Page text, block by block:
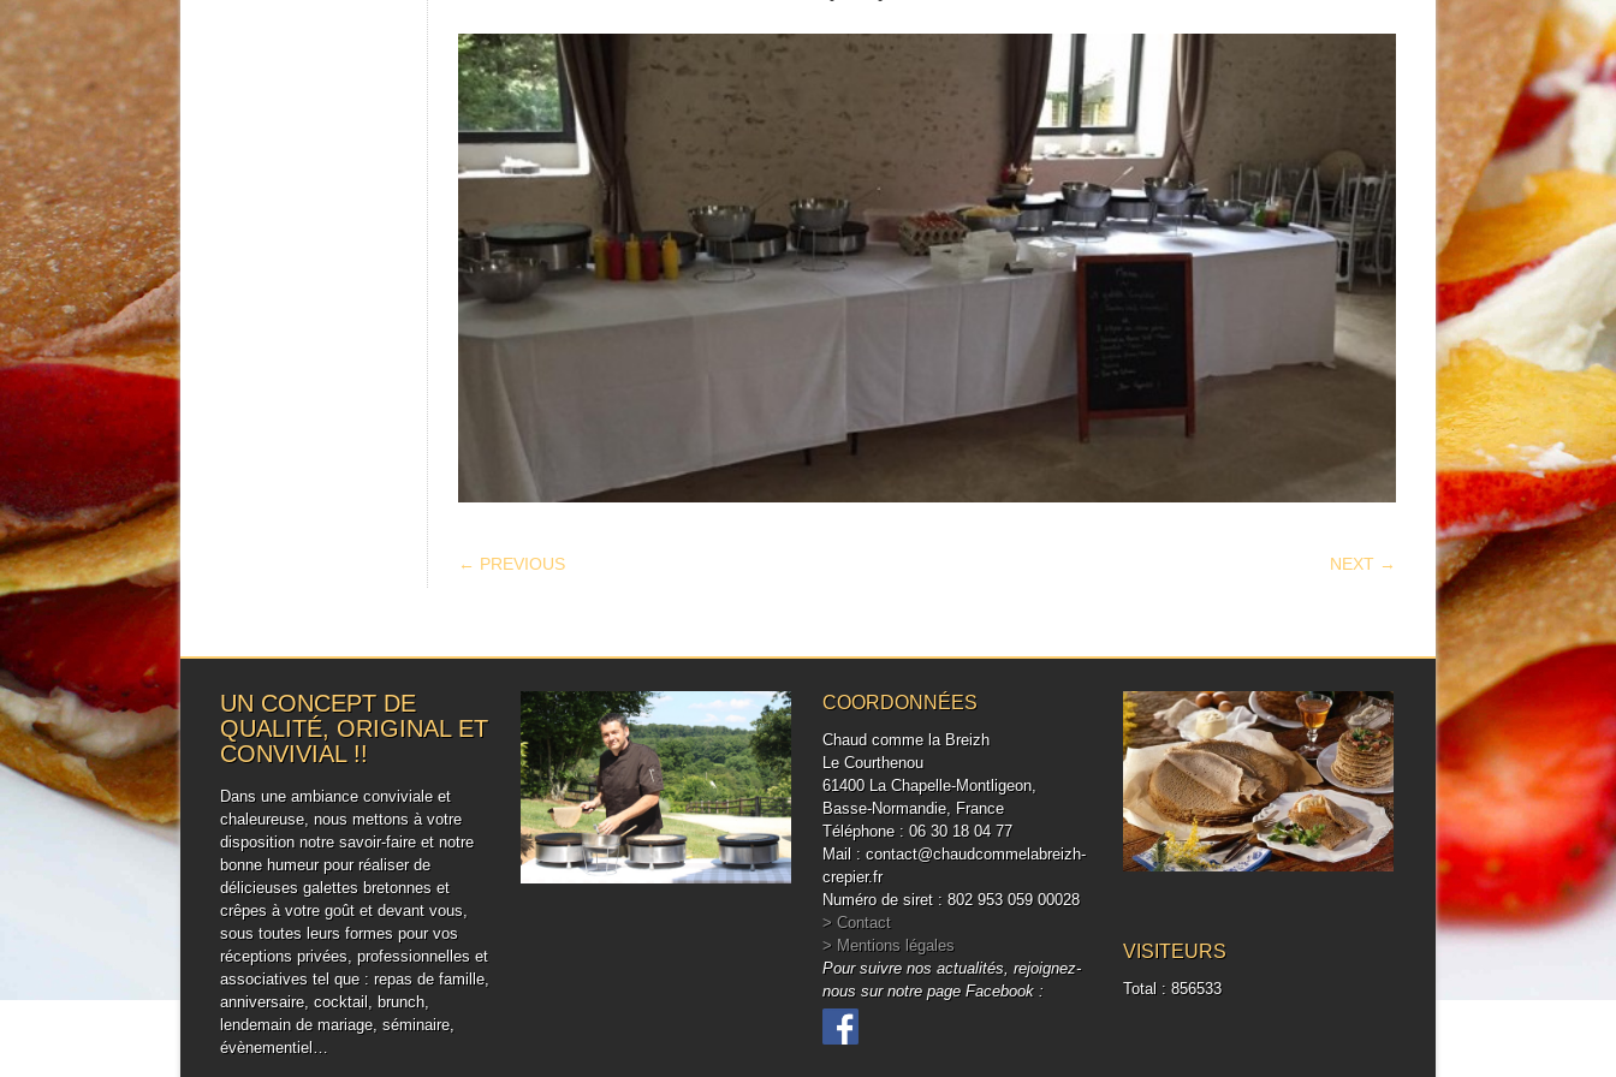
POST NAVIGATION
← PREVIOUS NEXT →
UN CONCEPT DE
QUALITÉ, ORIGINAL ET
CONVIVIAL !!
Dans une ambiance conviviale et
chaleureuse, nous mettons à votre
disposition notre savoir-faire et notre
bonne humeur pour réaliser de
délicieuses galettes bretonnes et
crêpes à votre goût et devant vous,
sous toutes leurs formes pour vos
réceptions privées, professionnelles et
associatives tel que : repas de famille,
anniversaire, cocktail, brunch,
lendemain de mariage, séminaire,
évènementiel…
COORDONNÉES
Chaud comme la Breizh
Le Courthenou
61400 La Chapelle-Montligeon,
Basse-Normandie, France
Téléphone : 06 30 18 04 77
Mail : contact@chaudcommelabreizh-
crepier.fr
Numéro de siret : 802 953 059 00028
> Contact
> Mentions légales
Pour suivre nos actualités, rejoignez-
nous sur notre page Facebook :
VISITEURS
Total : 856533